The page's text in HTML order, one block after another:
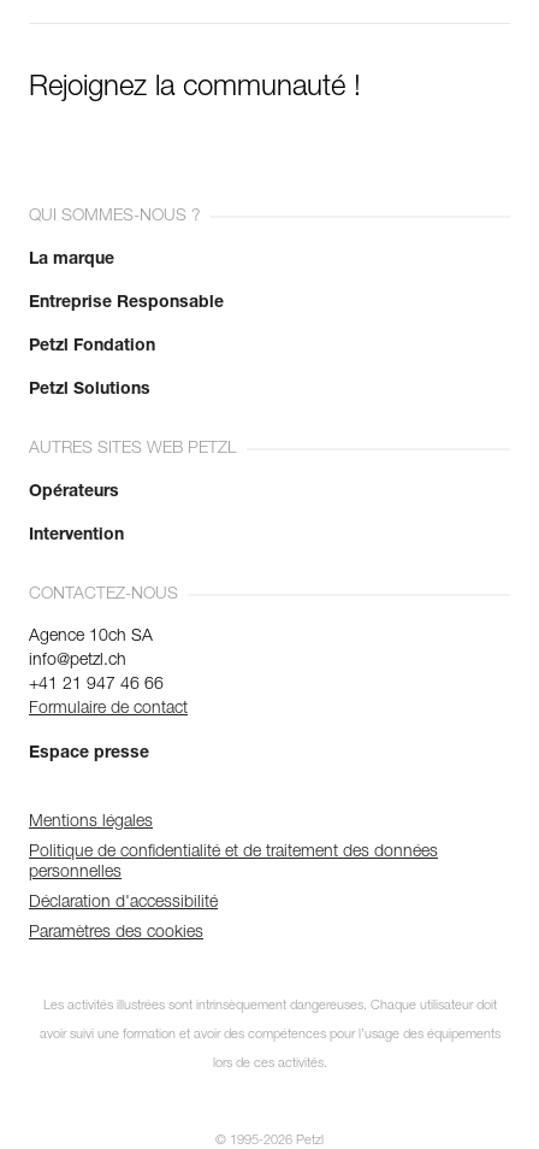
Rejoignez la communauté !
QUI SOMMES-NOUS ?
La marque
Entreprise Responsable
Petzl Fondation
Petzl Solutions
AUTRES SITES WEB PETZL
Opérateurs
Intervention
CONTACTEZ-NOUS
Agence 10ch SA
info@petzl.ch
+41 21 947 46 66
Formulaire de contact
Espace presse
Mentions légales
Politique de confidentialité et de traitement des données
personnelles
Déclaration d'accessibilité
Paramètres des cookies
Les activités illustrées sont intrinsèquement dangereuses. Chaque utilisateur doit
avoir suivi une formation et avoir des compétences pour l’usage des équipements
lors de ces activités.
© 1995-2026 Petzl